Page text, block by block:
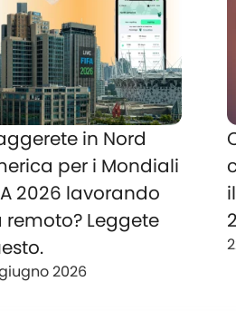
in Nord
per i Mondiali
2026 lavorando
remoto? Leggete
2026